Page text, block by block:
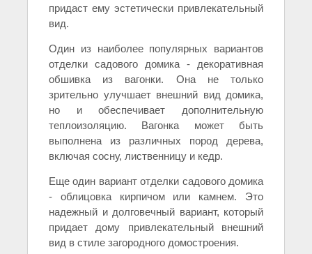
придаст ему эстетически привлекательный
вид.
Один из наиболее популярных вариантов
отделки садового домика - декоративная
обшивка из вагонки. Она не только
зрительно улучшает внешний вид домика,
но и обеспечивает дополнительную
теплоизоляцию. Вагонка может быть
выполнена из различных пород дерева,
включая сосну, лиственницу и кедр.
Еще один вариант отделки садового домика
- облицовка кирпичом или камнем. Это
надежный и долговечный вариант, который
придает дому привлекательный внешний
вид в стиле загородного домостроения.